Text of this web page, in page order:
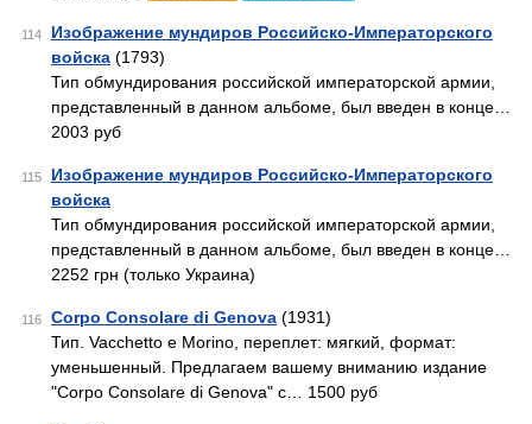
114
Изображение мундиров Российско-Императорского
войска (1793)
Тип обмундирования российской императорской армии,
представленный в данном альбоме, был введен в конце…
2003 руб
115
Изображение мундиров Российско-Императорского
войска
Тип обмундирования российской императорской армии,
представленный в данном альбоме, был введен в конце…
2252 грн (только Украина)
116 Corpo Consolare di Genova (1931)
Тип. Vacchetto e Morino, переплет: мягкий, формат:
уменьшенный. Предлагаем вашему вниманию издание
"Corpo Consolare di Genova" с… 1500 руб